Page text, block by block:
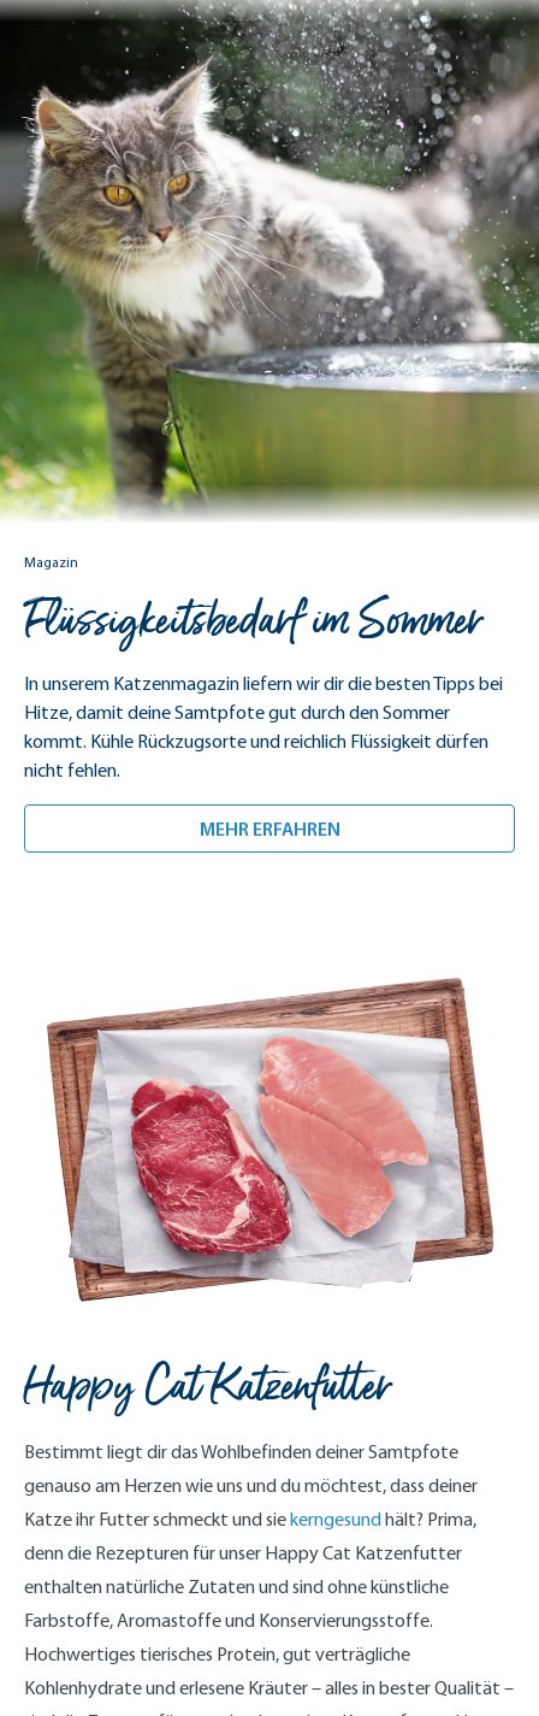
Magazin
Flüssigkeitsbedarf im Sommer
In unserem Katzenmagazin liefern wir dir die besten Tipps bei
Hitze, damit deine Samtpfote gut durch den Sommer
kommt. Kühle Rückzugsorte und reichlich Flüssigkeit dürfen
nicht fehlen.
MEHR ERFAHREN<H2 CLASS="SM-
Happy Cat Katzenfutter
Bestimmt liegt dir das Wohlbefinden deiner Samtpfote
genauso am Herzen wie uns und du möchtest, dass deiner
Katze ihr Futter schmeckt und siekerngesundhält? Prima,
denn die Rezepturen für unser Happy Cat Katzenfutter
enthalten natürliche Zutaten und sind ohne künstliche
Farbstoffe, Aromastoffe und Konservierungsstoffe.
Hochwertiges tierisches Protein, gut verträgliche
Kohlenhydrate und erlesene Kräuter – alles in bester Qualität –